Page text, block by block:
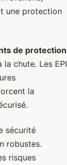
une protection
de protection
chute. Les EPI
la
sécurité
robustes.
risques